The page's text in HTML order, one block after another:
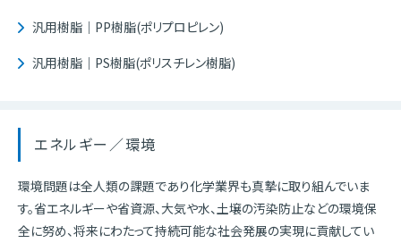
汎用樹脂｜PP樹脂(ポリプロピレン)
汎用樹脂｜PS樹脂(ポリスチレン樹脂)
エネルギー／環境
環境問題は全人類の課題であり化学業界も真摯に取り組んでいま
す。省エネルギーや省資源、大気や水、土壌の汚染防止などの環境保
全に努め、将来にわたって持続可能な社会発展の実現に貢献してい